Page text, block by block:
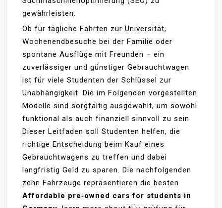
gewährleisten.
Ob für tägliche Fahrten zur Universität,
Wochenendbesuche bei der Familie oder
spontane Ausflüge mit Freunden – ein
zuverlässiger und günstiger Gebrauchtwagen
ist für viele Studenten der Schlüssel zur
Unabhängigkeit. Die im Folgenden vorgestellten
Modelle sind sorgfältig ausgewählt, um sowohl
funktional als auch finanziell sinnvoll zu sein.
Dieser Leitfaden soll Studenten helfen, die
richtige Entscheidung beim Kauf eines
Gebrauchtwagens zu treffen und dabei
langfristig Geld zu sparen. Die nachfolgenden
zehn Fahrzeuge repräsentieren die besten
Affordable pre‑owned cars for students in